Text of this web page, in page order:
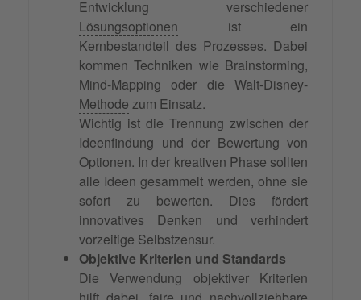
Entwicklung verschiedener
Lösungsoptionen ist ein
Kernbestandteil des Prozesses. Dabei
kommen Techniken wie Brainstorming,
Mind-Mapping oder die Walt-Disney-
Methode zum Einsatz.
Wichtig ist die Trennung zwischen der
Ideenfindung und der Bewertung von
Optionen. In der kreativen Phase sollten
alle Ideen gesammelt werden, ohne sie
sofort zu bewerten. Dies fördert
innovatives Denken und verhindert
vorzeitige Selbstzensur.
Objektive Kriterien und Standards
Die Verwendung objektiver Kriterien